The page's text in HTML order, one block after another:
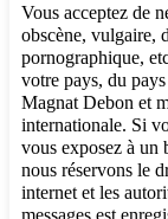
Vous acceptez de
obscène, vulgaire,
pornographique,
votre pays, du
Magnat Debon et
internationale. Si
vous exposez à un
nous réservons le
internet et les
messages est